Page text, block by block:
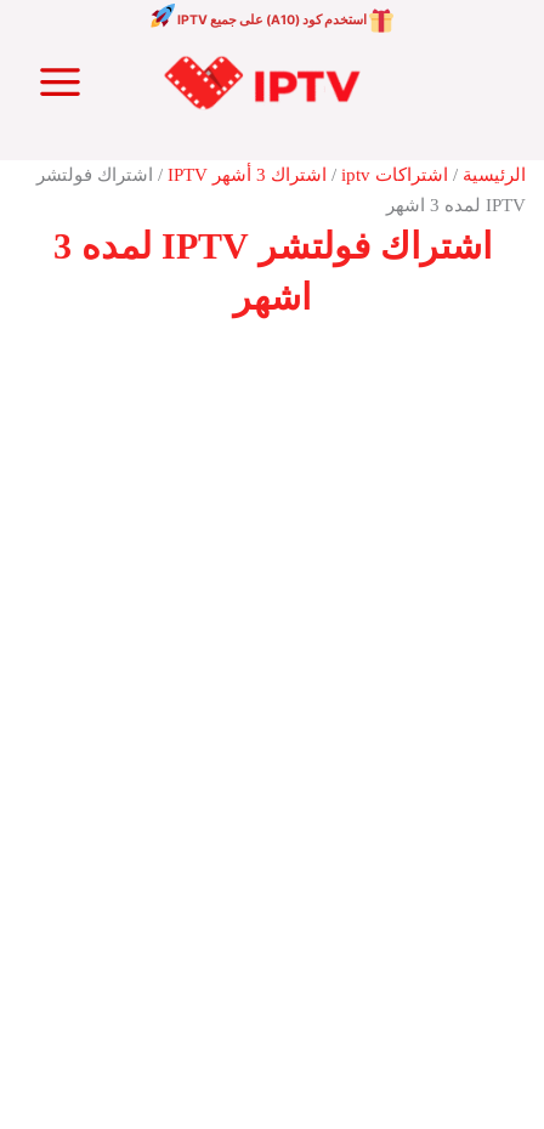
استخدم كود (A10) على جميع IPTV
Menu
الرئيسية / اشتراكات iptv / اشتراك 3 أشهر IPTV
/ اشتراك فولتشر
IPTV لمده 3 اشهر
اشتراك فولتشر IPTV لمده 3
اشهر